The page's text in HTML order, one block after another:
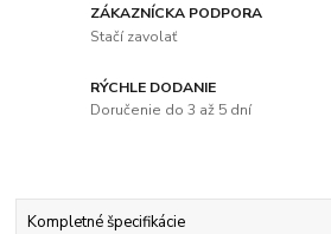
ZÁKAZNÍCKA PODPORA
Stačí zavolať
RÝCHLE DODANIE
Doručenie do 3 až 5 dní
Kompletné špecifikácie